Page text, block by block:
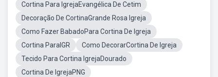
Cortina Para IgrejaEvangélica De Cetim
Decoração De CortinaGrande Rosa Igreja
Como Fazer BabadoPara Cortina De Igreja
Cortina ParaIGR
Como DecorarCortina De Igreja
Tecido Para Cortina IgrejaDourado
Cortina De IgrejaPNG